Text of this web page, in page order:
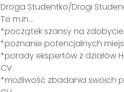
Droga Studentko/Drogi
To m.in…
*początek szansy na
*poznanie potencjalnych
*porady ekspertów z działów
CV.
*możliwość zbadania swoich